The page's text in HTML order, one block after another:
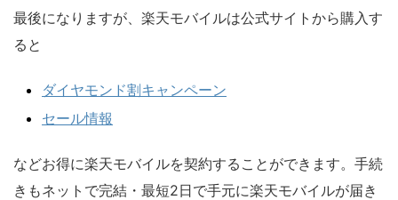
最後になりますが、楽天モバイルは公式サイトから購入す
ると
ダイヤモンド割キャンペーン
セール情報
などお得に楽天モバイルを契約することができます。手続
きもネットで完結・最短2日で手元に楽天モバイルが届き